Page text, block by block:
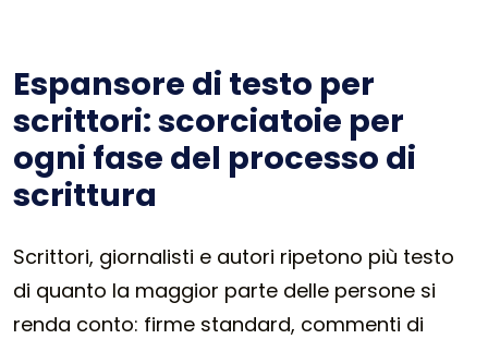
Espansore di testo per
scrittori: scorciatoie per
ogni fase del processo di
scrittura
Scrittori, giornalisti e autori ripetono più testo
di quanto la maggior parte delle persone si
renda conto: firme standard, commenti di